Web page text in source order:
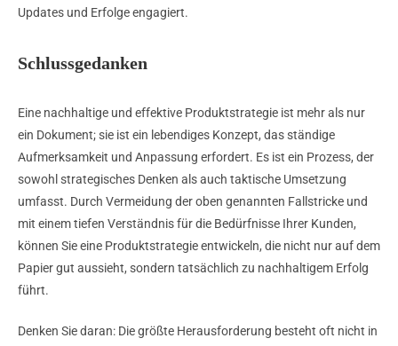
Updates und Erfolge engagiert.
Schlussgedanken
Eine nachhaltige und effektive Produktstrategie ist mehr als nur
ein Dokument; sie ist ein lebendiges Konzept, das ständige
Aufmerksamkeit und Anpassung erfordert. Es ist ein Prozess, der
sowohl strategisches Denken als auch taktische Umsetzung
umfasst. Durch Vermeidung der oben genannten Fallstricke und
mit einem tiefen Verständnis für die Bedürfnisse Ihrer Kunden,
können Sie eine Produktstrategie entwickeln, die nicht nur auf dem
Papier gut aussieht, sondern tatsächlich zu nachhaltigem Erfolg
führt.
Denken Sie daran: Die größte Herausforderung besteht oft nicht in